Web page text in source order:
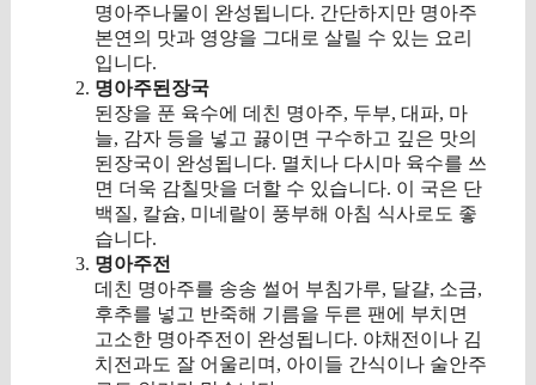
명아주나물이 완성됩니다. 간단하지만 명아주
본연의 맛과 영양을 그대로 살릴 수 있는 요리
입니다.
명아주된장국
된장을 푼 육수에 데친 명아주, 두부, 대파, 마
늘, 감자 등을 넣고 끓이면 구수하고 깊은 맛의
된장국이 완성됩니다. 멸치나 다시마 육수를 쓰
면 더욱 감칠맛을 더할 수 있습니다. 이 국은 단
백질, 칼슘, 미네랄이 풍부해 아침 식사로도 좋
습니다.
명아주전
데친 명아주를 송송 썰어 부침가루, 달걀, 소금,
후추를 넣고 반죽해 기름을 두른 팬에 부치면
고소한 명아주전이 완성됩니다. 야채전이나 김
치전과도 잘 어울리며, 아이들 간식이나 술안주